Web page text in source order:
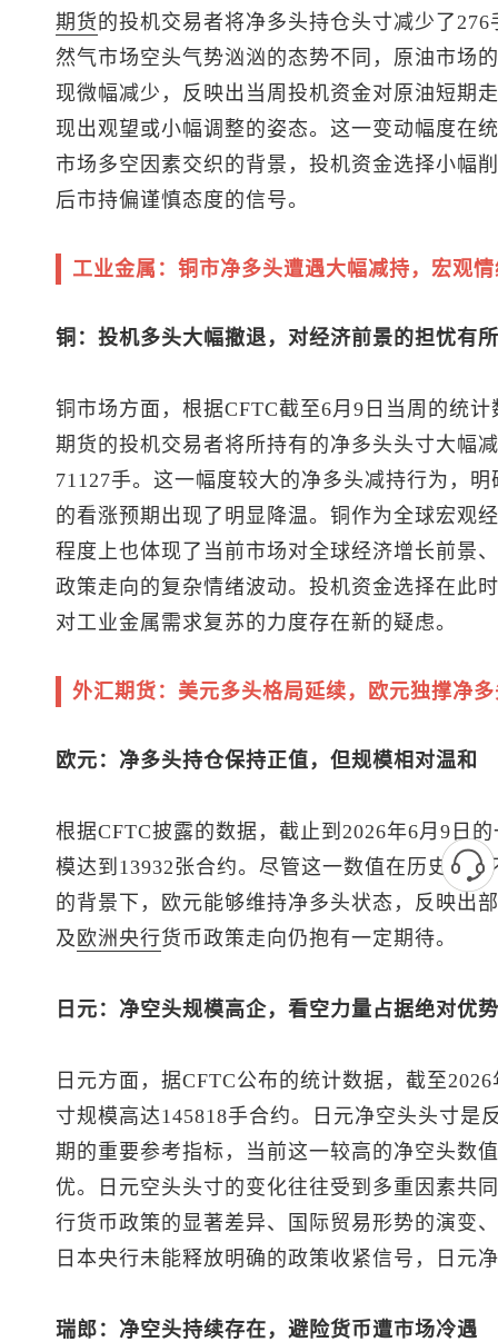
期货的投机交易者将净多头持仓头寸减少了
然气市场空头气势汹汹的态势不同，原油市场
现微幅减少，反映出当周投机资金对原油短期
现出观望或小幅调整的姿态。这一变动幅度在
市场多空因素交织的背景，投机资金选择小幅
后市持偏谨慎态度的信号。
工业金属：铜市净多头遭遇大幅减持，宏观
铜：投机多头大幅撤退，对经济前景的担忧有
铜市场方面，根据CFTC截至6月9日当周的统
期货的投机交易者将所持有的净多头头寸大幅
71127手。这一幅度较大的净多头减持行为，
的看涨预期出现了明显降温。铜作为全球宏观
程度上也体现了当前市场对全球经济增长前景
政策走向的复杂情绪波动。投机资金选择在此
对工业金属需求复苏的力度存在新的疑虑。
外汇期货：美元多头格局延续，欧元独撑净
欧元：净多头持仓保持正值，但规模相对温和
根据CFTC披露的数据，截止到2026年6月9日
模达到13932张合约。尽管这一数值在历史上
的背景下，欧元能够维持净多头状态，反映出
及 欧洲央行货币政策走向仍抱有一定期待。
日元：净空头规模高企，看空力量占据绝对优势
日元方面，据CFTC公布的统计数据，截至
寸规模高达145818手合约。日元净空头头寸是
期的重要参考指标，当前这一较高的净空头数
优。日元空头头寸的变化往往受到多重因素共
行货币政策的显著差异、国际贸易形势的演变
日本央行未能释放明确的政策收紧信号，日元
瑞郎：净空头持续存在，避险货币遭市场冷遇